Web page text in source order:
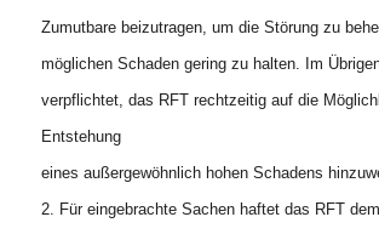
Zumutbare beizutragen, um die Störung zu
möglichen Schaden gering zu halten. Im
verpflichtet, das RFT rechtzeitig auf die
Entstehung
eines außergewöhnlich hohen Schadens
2. Für eingebrachte Sachen haftet das RFT